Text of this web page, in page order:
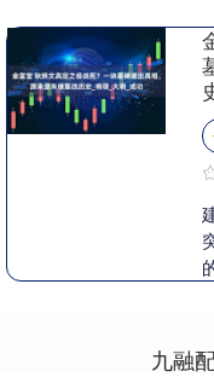
九融